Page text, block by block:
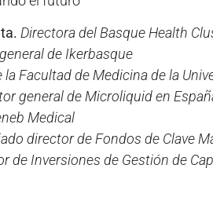
Directora del Basque Health
de Ikerbasque
la Facultad de Medicina de la
general de Microliquid en
Medical
director de Fondos de Clave
de Inversiones de Gestión de